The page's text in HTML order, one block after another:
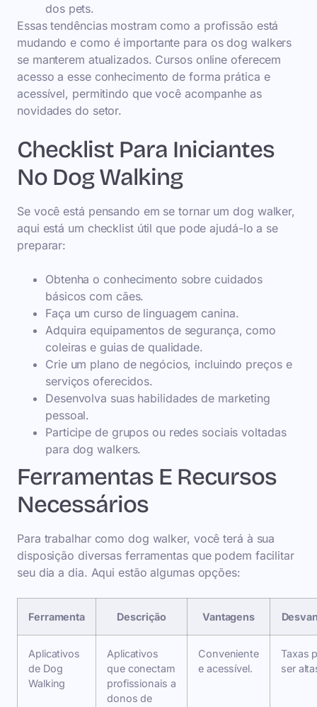
dos pets.
Essas tendências mostram como a profissão está
mudando e como é importante para os dog walkers
se manterem atualizados. Cursos online oferecem
acesso a esse conhecimento de forma prática e
acessível, permitindo que você acompanhe as
novidades do setor.
Checklist Para Iniciantes
No Dog Walking
Se você está pensando em se tornar um dog walker,
aqui está um checklist útil que pode ajudá-lo a se
preparar:
Obtenha o conhecimento sobre cuidados
básicos com cães.
Faça um curso de linguagem canina.
Adquira equipamentos de segurança, como
coleiras e guias de qualidade.
Crie um plano de negócios, incluindo preços e
serviços oferecidos.
Desenvolva suas habilidades de marketing
pessoal.
Participe de grupos ou redes sociais voltadas
para dog walkers.
Ferramentas E Recursos
Necessários
Para trabalhar como dog walker, você terá à sua
disposição diversas ferramentas que podem facilitar
seu dia a dia. Aqui estão algumas opções:
Ferramenta Descrição Vantagens
Aplicativos
de Dog
Walking
Aplicativos
que conectam
profissionais a
donos de
Conveniente
e acessível.
Taxas
ser